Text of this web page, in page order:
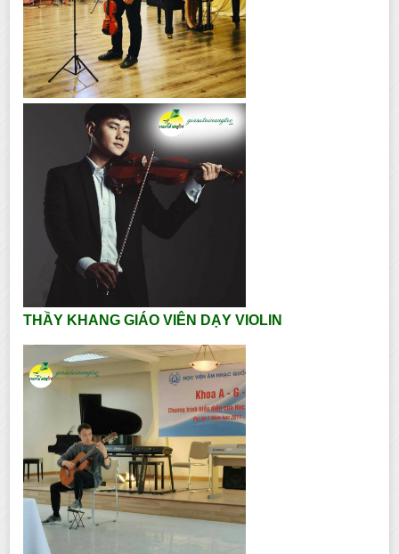
THẦY KHANG GIÁO VIÊN DẠY VIOLIN